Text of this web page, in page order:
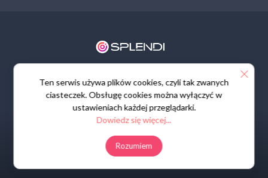
© All rights reserved
Ten serwis używa plików cookies, czyli tak zwanych
ciasteczek. Obsługę cookies można wyłączyć w
ustawieniach każdej przeglądarki.
Dowiedz się więcej...
Rozumiem